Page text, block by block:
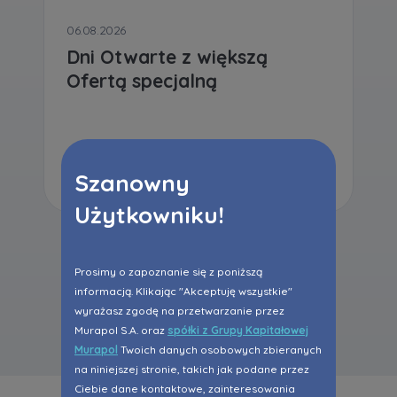
Szanowny
Użytkowniku!
Prosimy o zapoznanie się z poniższą
informacją. Klikając "Akceptuję wszystkie"
wyrażasz zgodę na przetwarzanie przez
Murapol S.A. oraz spółki z Grupy Kapitałowej
Murapol Twoich danych osobowych zbieranych
na niniejszej stronie, takich jak podane przez
Ciebie dane kontaktowe, zainteresowania
06.08.2026
Dni Otwarte z większą
Ofertą specjalną
Wszystkie aktualności